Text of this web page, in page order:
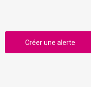
Créer une alerte